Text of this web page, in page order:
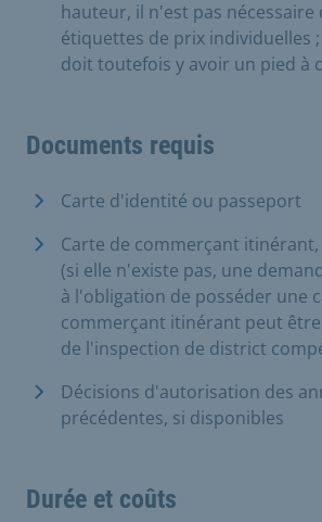
hauteur, il n'est pas nécessaire
étiquettes de prix individuelles ;
doit toutefois y avoir un pied à
Documents requis
Carte d'identité ou passeport
Carte de commerçant itinérant,
(si elle n'existe pas, une
à l'obligation de posséder une
commerçant itinérant peut
de l'inspection de district
Décisions d'autorisation des
précédentes, si disponibles
Durée et coûts